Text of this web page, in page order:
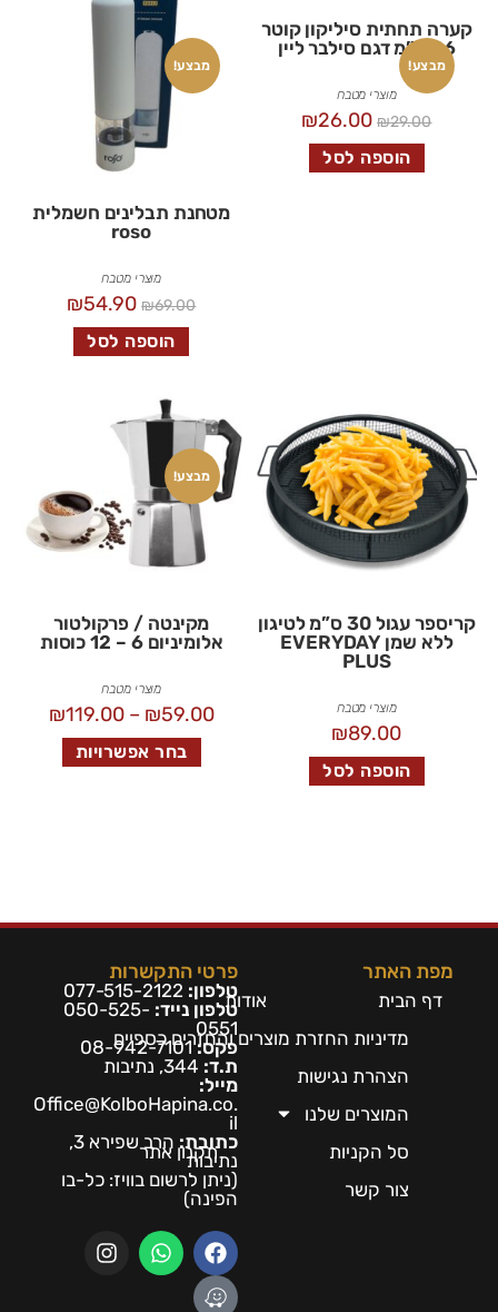
מבצע!
קערה תחתית סיליקון קוטר
26 ס”מ דגם סילבר ליין
מוצרי מטבח
₪29.00
₪26.00
הוספה לסל
מבצע!
מטחנת תבלינים חשמלית
roso
מוצרי מטבח
₪69.00
₪54.90
הוספה לסל
קריספר עגול 30 ס”מ לטיגון
ללא שמן EVERYDAY
PLUS
מוצרי מטבח
₪89.00
הוספה לסל
מבצע!
מקינטה / פרקולטור
אלומיניום 6 – 12 כוסות
מוצרי מטבח
₪59.00
–
₪119.00
בחר אפשרויות
מפת האתר
דף הבית
אודות
מדיניות החזרת מוצרים והחזרים כספיים
הצהרת נגישות
המוצרים שלנו
סל הקניות
תקנון אתר
צור קשר
פרטי התקשרות
טלפון: 077-515-2122
טלפון נייד: 050-525-
0551
פקס:08-942-7101
ת.ד:
מייל:
Office@KolboHapina.co.
il
כתובת:
הרב שפירא 3,
נתיבות
(ניתן לרשום בוויז: כל-בו
הפינה)